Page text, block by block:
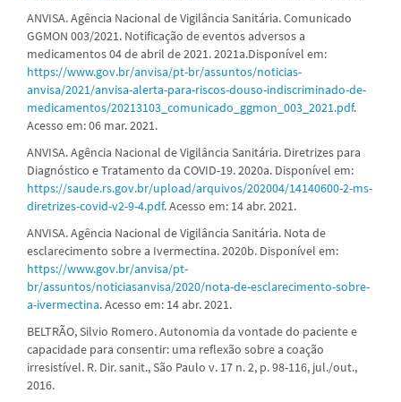
ANVISA. Agência Nacional de Vigilância Sanitária. Comunicado
GGMON 003/2021. Notificação de eventos adversos a
medicamentos 04 de abril de 2021. 2021a.Disponível em:
https://www.gov.br/anvisa/pt-br/assuntos/noticias-
anvisa/2021/anvisa-alerta-para-riscos-douso-indiscriminado-de-
medicamentos/20213103_comunicado_ggmon_003_2021.pdf.
Acesso em: 06 mar. 2021.
ANVISA. Agência Nacional de Vigilância Sanitária. Diretrizes para
Diagnóstico e Tratamento da COVID-19. 2020a. Disponível em:
https://saude.rs.gov.br/upload/arquivos/202004/14140600-2-ms-
diretrizes-covid-v2-9-4.pdf. Acesso em: 14 abr. 2021.
ANVISA. Agência Nacional de Vigilância Sanitária. Nota de
esclarecimento sobre a Ivermectina. 2020b. Disponível em:
https://www.gov.br/anvisa/pt-
br/assuntos/noticiasanvisa/2020/nota-de-esclarecimento-sobre-
a-ivermectina. Acesso em: 14 abr. 2021.
BELTRÃO, Silvio Romero. Autonomia da vontade do paciente e
capacidade para consentir: uma reflexão sobre a coação
irresistível. R. Dir. sanit., São Paulo v. 17 n. 2, p. 98-116, jul./out.,
2016.